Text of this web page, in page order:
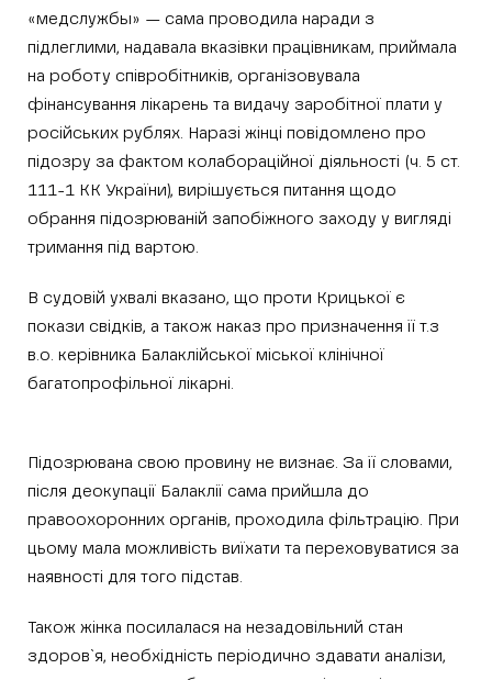
«медслужбы» — сама проводила наради з
підлеглими, надавала вказівки працівникам, приймала
на роботу співробітників, організовувала
фінансування лікарень та видачу заробітної плати у
російських рублях. Наразі жінці повідомлено про
підозру за фактом колабораційної діяльності (ч. 5 ст.
111-1 КК України), вирішується питання щодо
обрання підозрюваній запобіжного заходу у вигляді
тримання під вартою.
В судовій ухвалі вказано, що проти Крицької є
покази свідків, а також наказ про призначення її т.з
в.о. керівника Балаклійської міської клінічної
багатопрофільної лікарні.
Підозрювана свою провину не визнає. За її словами,
після деокупації Балаклії сама прийшла до
правоохоронних органів, проходила фільтрацію. При
цьому мала можливість виїхати та переховуватися за
наявності для того підстав.
Також жінка посилалася на незадовільний стан
здоров`я, необхідність періодично здавати аналізи,